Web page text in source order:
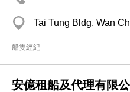
Tai Tung Bldg, Wan
船隻經紀
安億租船及代理有限公